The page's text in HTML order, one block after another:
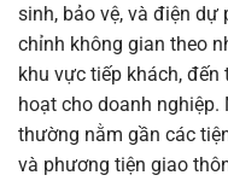
sinh, bảo vệ, và điện dự
chỉnh không gian theo
khu vực tiếp khách,
hoạt cho doanh nghiệp.
thường nằm gần các
và phương tiện giao